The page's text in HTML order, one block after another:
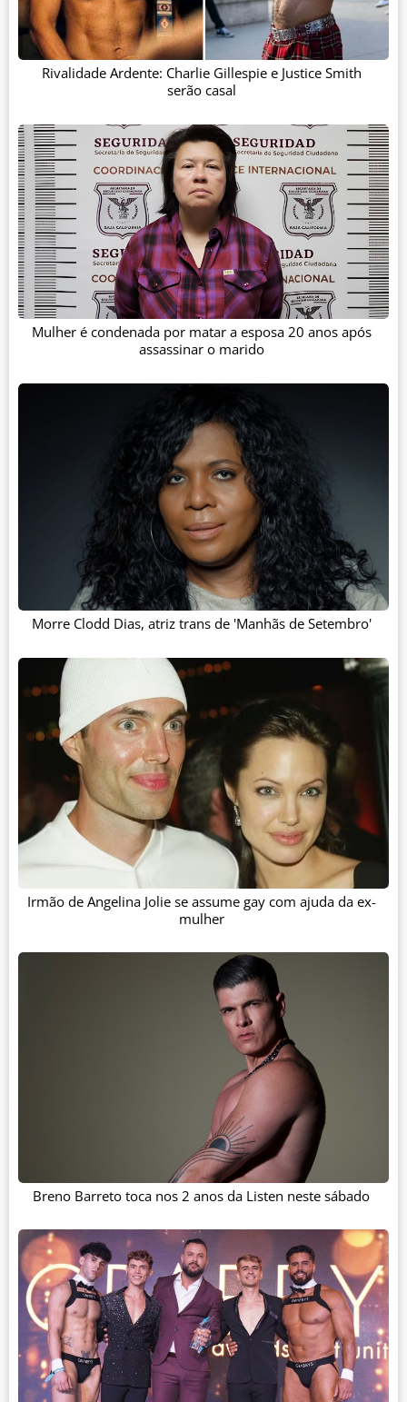
Rivalidade Ardente: Charlie Gillespie e Justice Smith
serão casal
Mulher é condenada por matar a esposa 20 anos após
assassinar o marido
Morre Clodd Dias, atriz trans de 'Manhãs de Setembro'
Irmão de Angelina Jolie se assume gay com ajuda da ex-
mulher
Breno Barreto toca nos 2 anos da Listen neste sábado